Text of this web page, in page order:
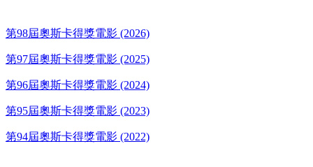
第98屆奧斯卡得獎電影 (2026)
第97屆奧斯卡得獎電影 (2025)
第96屆奧斯卡得獎電影 (2024)
第95屆奧斯卡得獎電影 (2023)
第94屆奧斯卡得獎電影 (2022)